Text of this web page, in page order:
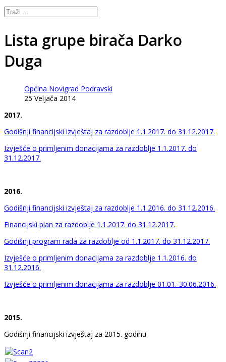
Lista grupe birača Darko
Duga
Općina Novigrad Podravski
25 Veljača 2014
2017.
Godišnji financijski izvještaj za razdoblje 1.1.2017. do 31.12.2017.
Izvješće o primljenim donacijama za razdoblje 1.1.2017. do
31.12.2017.
2016.
Godišnji financijski izvještaj za razdoblje 1.1.2016. do 31.12.2016.
Financijski plan za razdoblje 1.1.2017. do 31.12.2017.
Godišnji program rada za razdoblje od 1.1.2017. do 31.12.2017.
Izvješće o primljenim donacijama za razdoblje 1.1.2016. do
31.12.2016.
Izvješće o primljenim donacijama za razdoblje 01.01.-30.06.2016.
2015.
Godišnji financijski izvještaj za 2015. godinu